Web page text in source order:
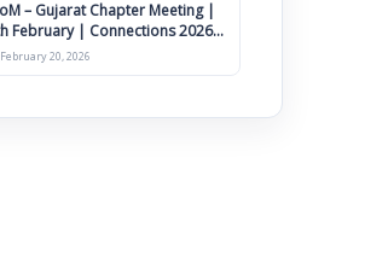
– Gujarat Chapter Meeting |
February | Connections 2026
on 12th April
February 20, 2026